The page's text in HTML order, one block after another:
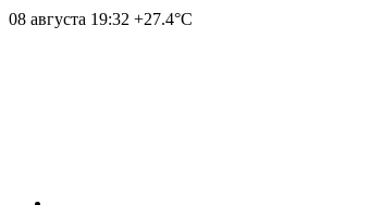
08 августа 19:32 +27.4°С